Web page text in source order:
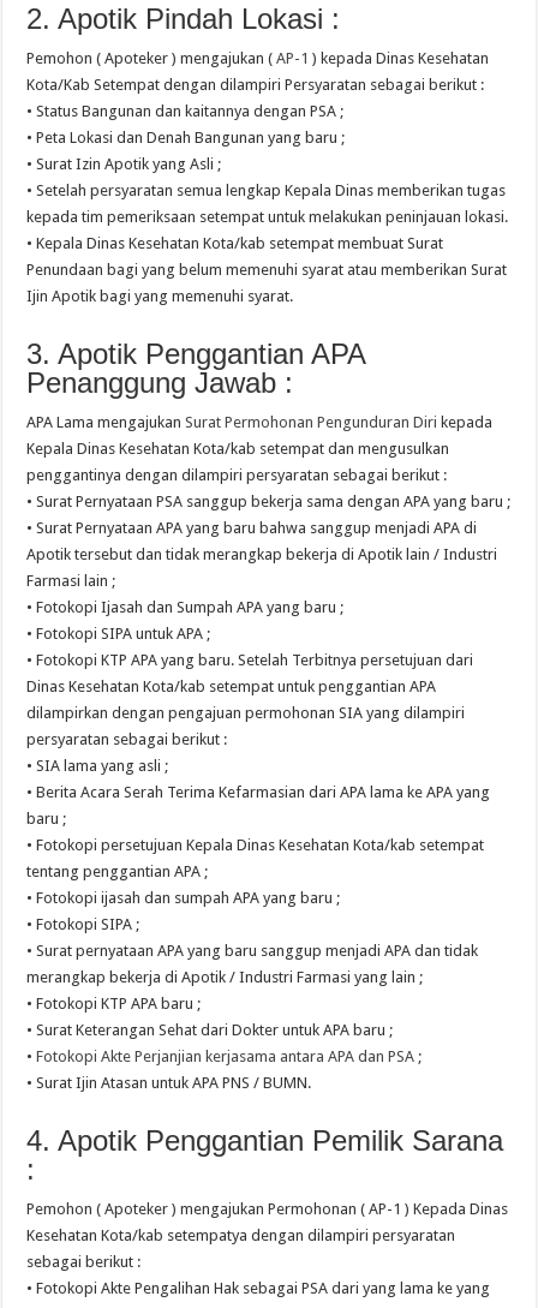
2. Apotik Pindah Lokasi :
Pemohon ( Apoteker ) mengajukan (AP-1) kepada Dinas Kesehatan
Kota/Kab Setempat dengan dilampiri Persyaratan sebagai berikut :
• Status Bangunan dan kaitannya dengan PSA ;
• Peta Lokasi dan Denah Bangunan yang baru ;
• Surat Izin Apotik yang Asli ;
• Setelah persyaratan semua lengkap Kepala Dinas memberikan tugas
kepada tim pemeriksaan setempat untuk melakukan peninjauan lokasi.
• Kepala Dinas Kesehatan Kota/kab setempat membuat Surat
Penundaan bagi yang belum memenuhi syarat atau memberikan Surat
Ijin Apotik bagi yang memenuhi syarat.
3. Apotik Penggantian APA
Penanggung Jawab :
APA Lama mengajukanSurat Permohonan Pengunduran Dirikepada
Kepala Dinas Kesehatan Kota/kab setempat dan mengusulkan
penggantinya dengan dilampiri persyaratan sebagai berikut :
• Surat Pernyataan PSA sanggup bekerja sama dengan APA yang baru ;
• Surat Pernyataan APA yang baru bahwa sanggup menjadi APA di
Apotik tersebut dan tidak merangkap bekerja di Apotik lain / Industri
Farmasi lain ;
• Fotokopi Ijasah dan Sumpah APA yang baru ;
• Fotokopi SIPA untuk APA ;
• Fotokopi KTP APA yang baru. Setelah Terbitnya persetujuan dari
Dinas Kesehatan Kota/kab setempat untuk penggantian APA
dilampirkan dengan pengajuan permohonan SIA yang dilampiri
persyaratan sebagai berikut :
• SIA lama yang asli ;
• Berita Acara Serah Terima Kefarmasian dari APA lama ke APA yang
baru ;
• Fotokopi persetujuan Kepala Dinas Kesehatan Kota/kab setempat
tentang penggantian APA ;
• Fotokopi ijasah dan sumpah APA yang baru ;
• Fotokopi SIPA ;
• Surat pernyataan APA yang baru sanggup menjadi APA dan tidak
merangkap bekerja di Apotik / Industri Farmasi yang lain ;
• Fotokopi KTP APA baru ;
• Surat Keterangan Sehat dari Dokter untuk APA baru ;
•Fotokopi Akte Perjanjian kerjasama antara APA dan PSA ;
• Surat Ijin Atasan untuk APA PNS / BUMN.
4. Apotik Penggantian Pemilik Sarana
:
Pemohon ( Apoteker ) mengajukan Permohonan ( AP-1 ) Kepada Dinas
Kesehatan Kota/kab setempatya dengan dilampiri persyaratan
sebagai berikut :
• Fotokopi Akte Pengalihan Hak sebagai PSA dari yang lama ke yang